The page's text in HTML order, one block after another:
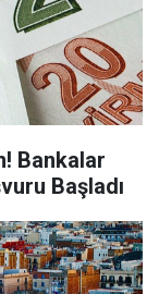
Bankalar
Başladı